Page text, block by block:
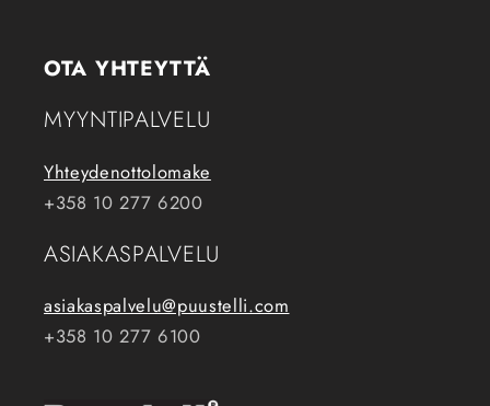
OTA YHTEYTTÄ
MYYNTIPALVELU
Yhteydenottolomake
+358 10 277 6200
ASIAKASPALVELU
asiakaspalvelu@puustelli.com
+358 10 277 6100